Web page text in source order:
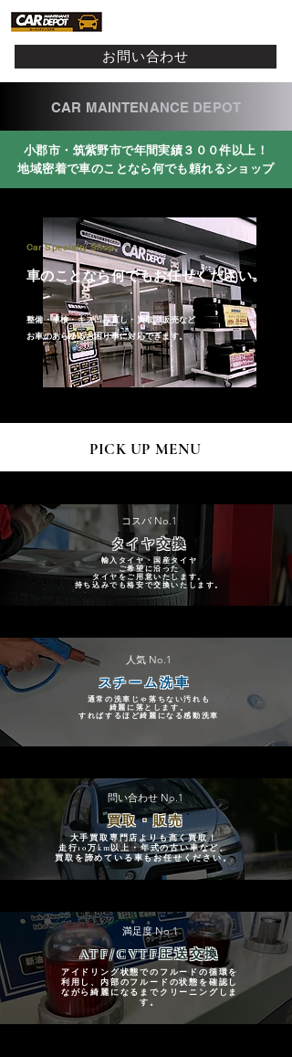
お問い合わせ
CAR MAINTENANCE DEPOT
小郡市・筑紫野市で年間実績３００件以上！
地域密着で車のことなら何でも頼れるショップ
Car Specialty Shop
車のことなら何でもお任せください。
整備・車検・キズ凹み直し・買取・販売など
お車のあらゆるお困り事に対応できます。
PICK UP MENU
コスパ No.1
タイヤ交換
輸入タイヤ・国産タイヤ
ご希望に沿った
タイヤをご用意いたします。
​持ち込みでも格安で交換いたします。
人気 No.1
スチーム洗車
通常の洗車じゃ落ちない汚れも
綺麗に落とします。
​すればするほど綺麗になる感動洗車
問い合わせ No.1
買取・販売
大手買取専門店よりも高く買取！
走行10万km以上・年式の古い車など、
​買取を諦めている車もお任せください。
満足度 No.1
ATF/CVTF圧送交換
アイドリング状態でのフルードの循環を
利用し、内部のフルードの状態を確認し
ながら綺麗になるまでクリーニングしま
す。